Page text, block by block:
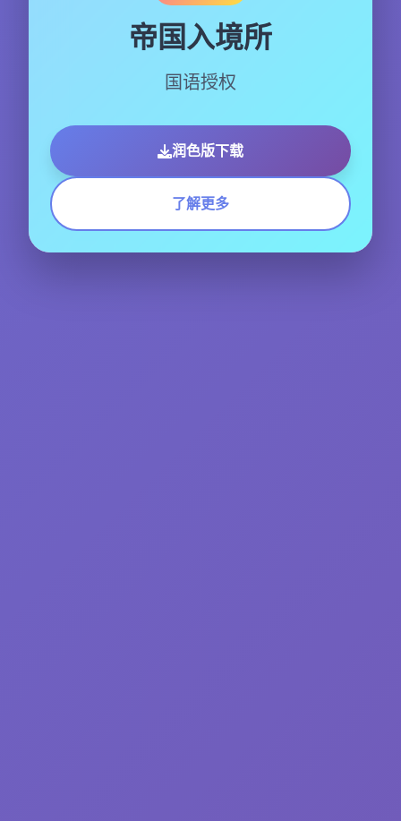
帝国入境所
国语授权
润色版下载
了解更多